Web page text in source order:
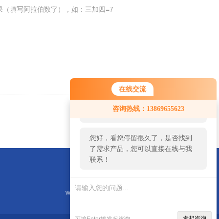
在线交流
咨询热线：13869655623
您好！欢迎前来咨询，很高兴为您
服务，请问您要咨询什么问题呢？
您好，看您停留很久了，是否找到
了需求产品，您可以直接在线与我
联系！
（填写阿拉伯数字），如：三加四=7
weifangxinte@163.com